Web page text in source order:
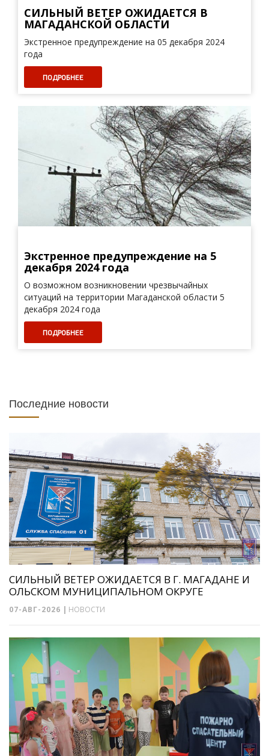
СИЛЬНЫЙ ВЕТЕР ОЖИДАЕТСЯ В
МАГАДАНСКОЙ ОБЛАСТИ
Экстренное предупреждение на 05 декабря 2024
года
ПОДРОБНЕЕ
Экстренное предупреждение на 5
декабря 2024 года
О возможном возникновении чрезвычайных
ситуаций на территории Магаданской области 5
декабря 2024 года
ПОДРОБНЕЕ
Последние новости
СИЛЬНЫЙ ВЕТЕР ОЖИДАЕТСЯ В Г. МАГАДАНЕ И
ОЛЬСКОМ МУНИЦИПАЛЬНОМ ОКРУГЕ
07-АВГ-2026 | НОВОСТИ